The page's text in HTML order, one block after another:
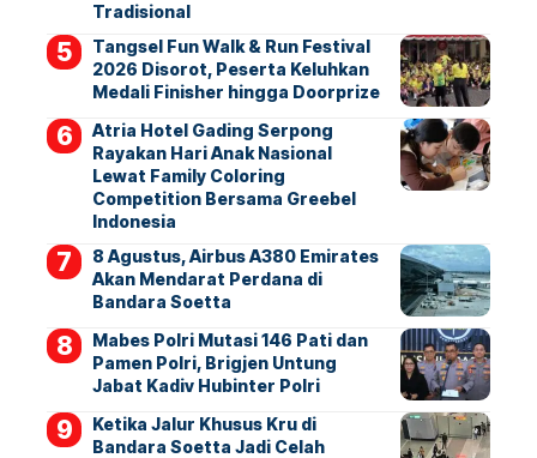
Tradisional
Tangsel Fun Walk & Run Festival
2026 Disorot, Peserta Keluhkan
Medali Finisher hingga Doorprize
Atria Hotel Gading Serpong
Rayakan Hari Anak Nasional
Lewat Family Coloring
Competition Bersama Greebel
Indonesia
8 Agustus, Airbus A380 Emirates
Akan Mendarat Perdana di
Bandara Soetta
Mabes Polri Mutasi 146 Pati dan
Pamen Polri, Brigjen Untung
Jabat Kadiv Hubinter Polri
Ketika Jalur Khusus Kru di
Bandara Soetta Jadi Celah